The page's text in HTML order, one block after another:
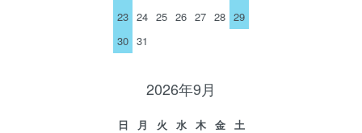
23 24 25 26 27 28 29
30 31
2026年9月
日 月 火 水 木 金
土